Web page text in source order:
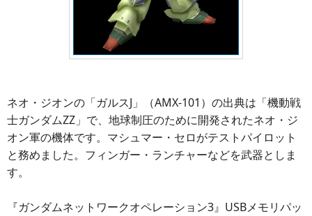
ネオ・ジオンの「ガルスJ」（AMX-101）の出典は「機動戦
士ガンダムZZ」で、地球制圧のために開発されたネオ・ジ
オン軍の機体です。マシュマー・セロがテストパイロット
と務めました。フィンガー・ランチャーなどを武器としま
す。
『ガンダムネットワークオペレーション3』USBメモリパッ